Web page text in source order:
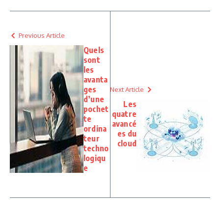
Previous Article
Quels
sont
les
avanta
ges
d’une
pochet
te
ordina
teur
techno
logiqu
e
Next Article
Les
quatre
avancé
es du
cloud